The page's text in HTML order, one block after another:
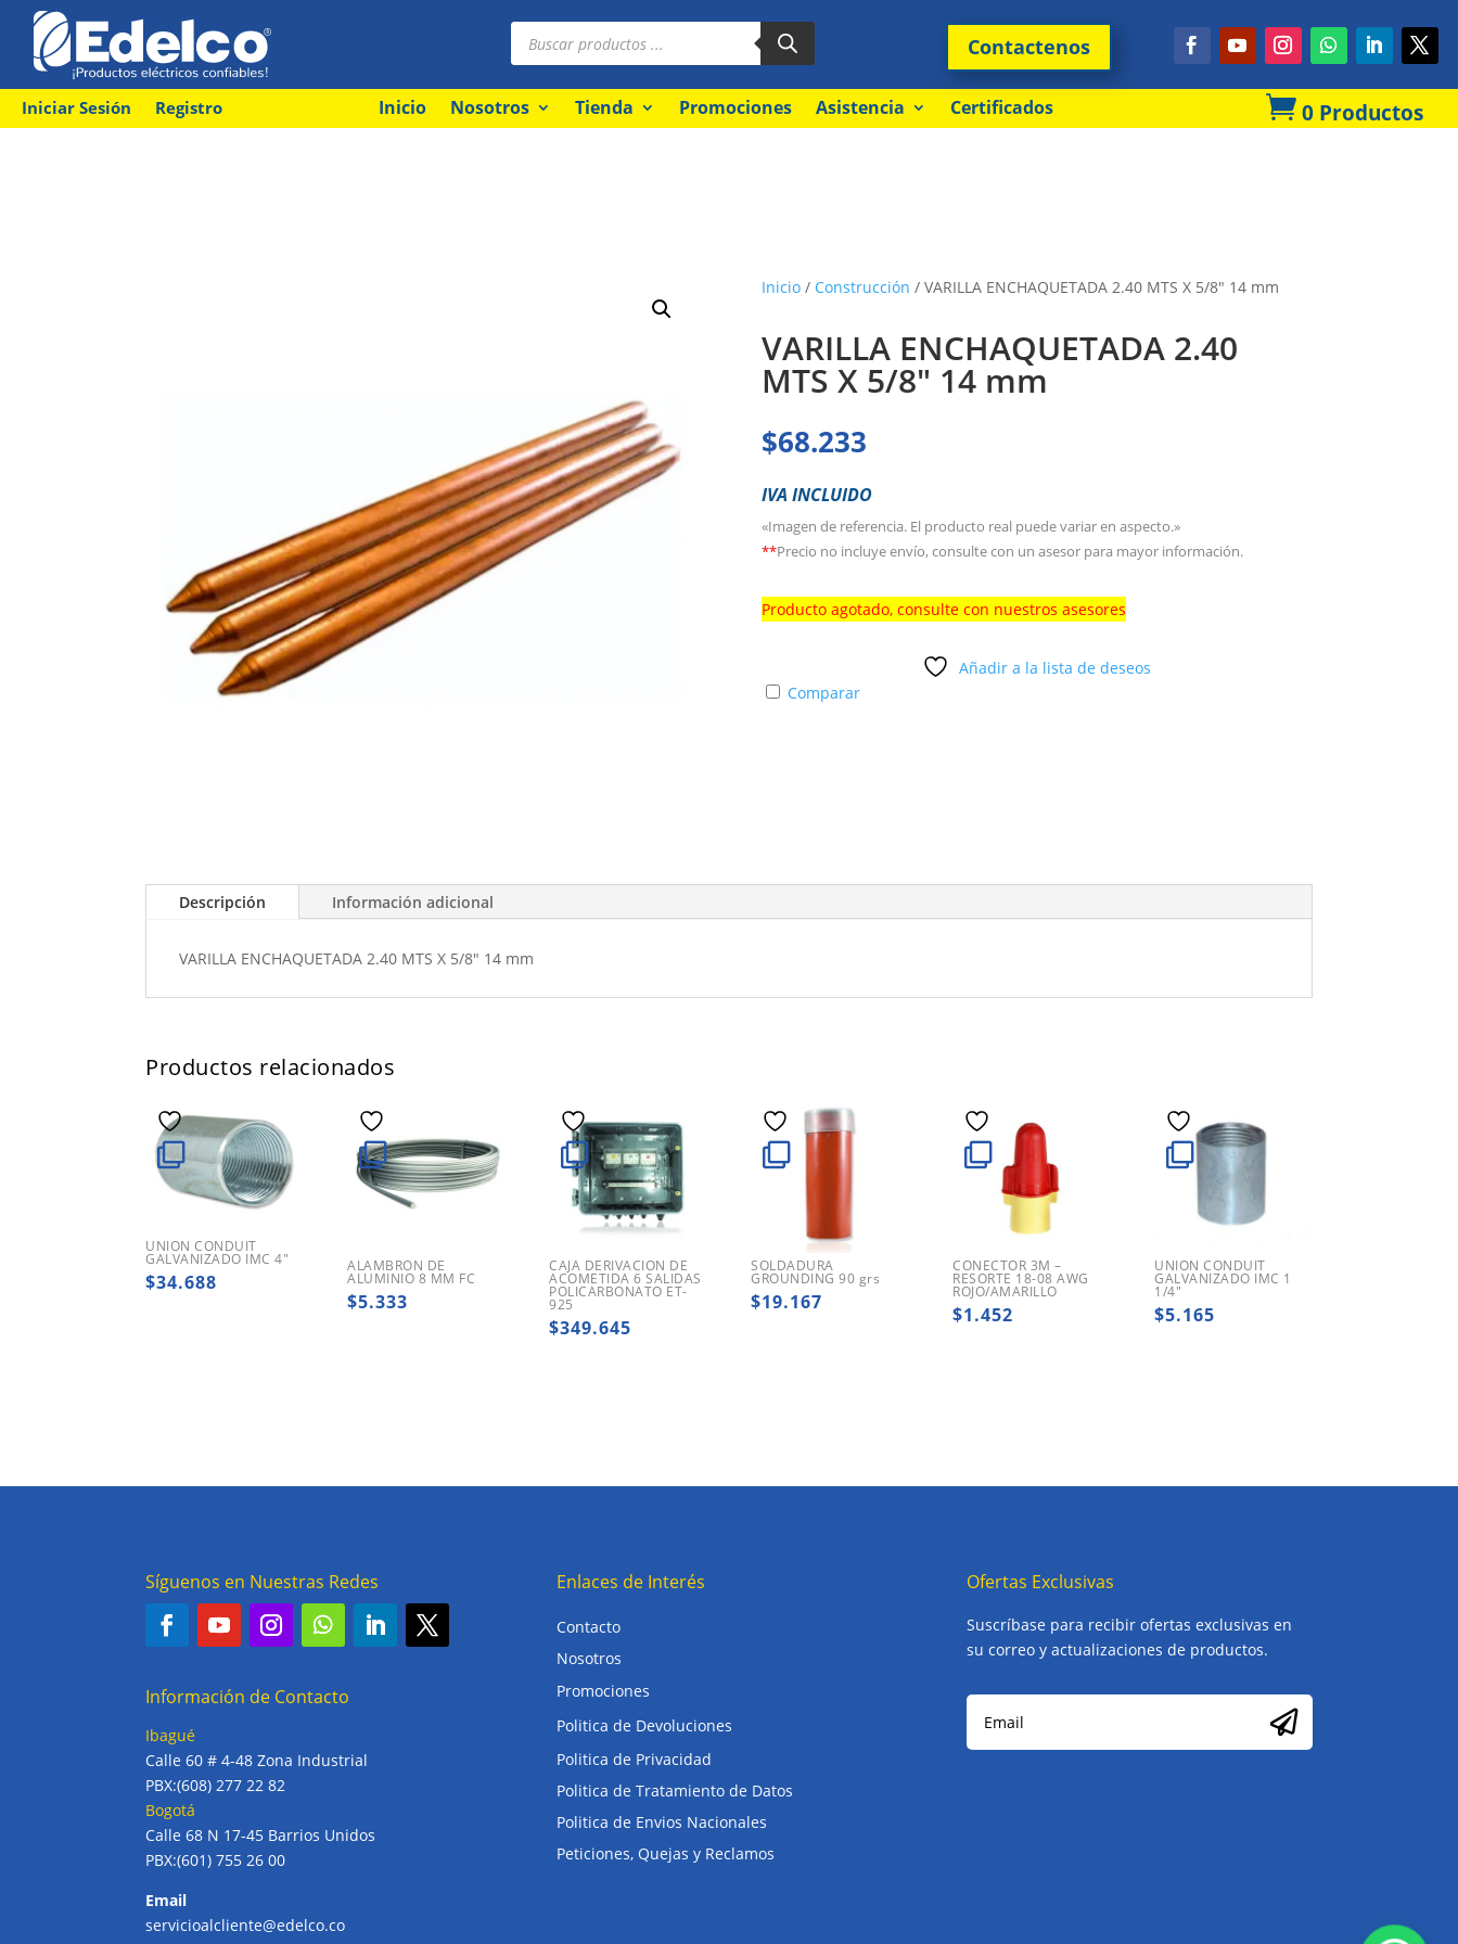
Búsqueda
productos Contactenos
Iniciar Sesión Registro Inicio Nosotros Tienda Promociones Asistencia Certificados  0 Productos
Inicio/ Construcción / VARILLA ENCHAQUETADA 2.40 MTS X 5/8″ 14 mm
VARILLA ENCHAQUETADA 2.40
MTS X 5/8″ 14 mm
$68.233
IVA INCLUIDO
«Imagen de referencia. El producto real puede variar en aspecto.»
**Precio no incluye envío, consulte con un asesor para mayor información.
Producto agotado, consulte con nuestros asesores
Añadir a la lista de deseos
Comparar
Descripción Información adicional
VARILLA ENCHAQUETADA 2.40 MTS X 5/8" 14 mm
Productos relacionados
UNION CONDUIT
GALVANIZADO IMC 4″
$34.688
ALAMBRON DE
ALUMINIO 8 MM FC
$5.333
CAJA DERIVACION DE
ACOMETIDA 6 SALIDAS
POLICARBONATO ET-
925
$349.645
SOLDADURA
GROUNDING 90 grs
$19.167
CONECTOR 3M –
RESORTE 18-08 AWG
ROJO/AMARILLO
$1.452
UNION CONDUIT
GALVANIZADO IMC 1
1/4″
$5.165
Síguenos en Nuestras Redes
Información de Contacto
Ibagué
Calle 60 # 4-48 Zona Industrial
PBX:(608) 277 22 82
Bogotá
Calle 68 N 17-45 Barrios Unidos
PBX:(601) 755 26 00
Email
servicioalcliente@edelco.co
Enlaces de Interés
Contacto
Nosotros
Promociones
Politica de Devoluciones
Politica de Privacidad
Politica de Tratamiento de Datos
Politica de Envios Nacionales
Peticiones, Quejas y Reclamos
Ofertas Exclusivas
Suscríbase para recibir ofertas exclusivas en
su correo y actualizaciones de productos.